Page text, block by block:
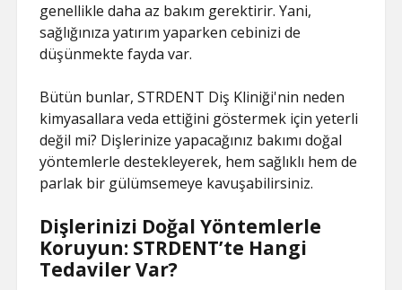
genellikle daha az bakım gerektirir. Yani,
sağlığınıza yatırım yaparken cebinizi de
düşünmekte fayda var.
Bütün bunlar, STRDENT Diş Kliniği'nin neden
kimyasallara veda ettiğini göstermek için yeterli
değil mi? Dişlerinize yapacağınız bakımı doğal
yöntemlerle destekleyerek, hem sağlıklı hem de
parlak bir gülümsemeye kavuşabilirsiniz.
Dişlerinizi Doğal Yöntemlerle
Koruyun: STRDENT’te Hangi
Tedaviler Var?